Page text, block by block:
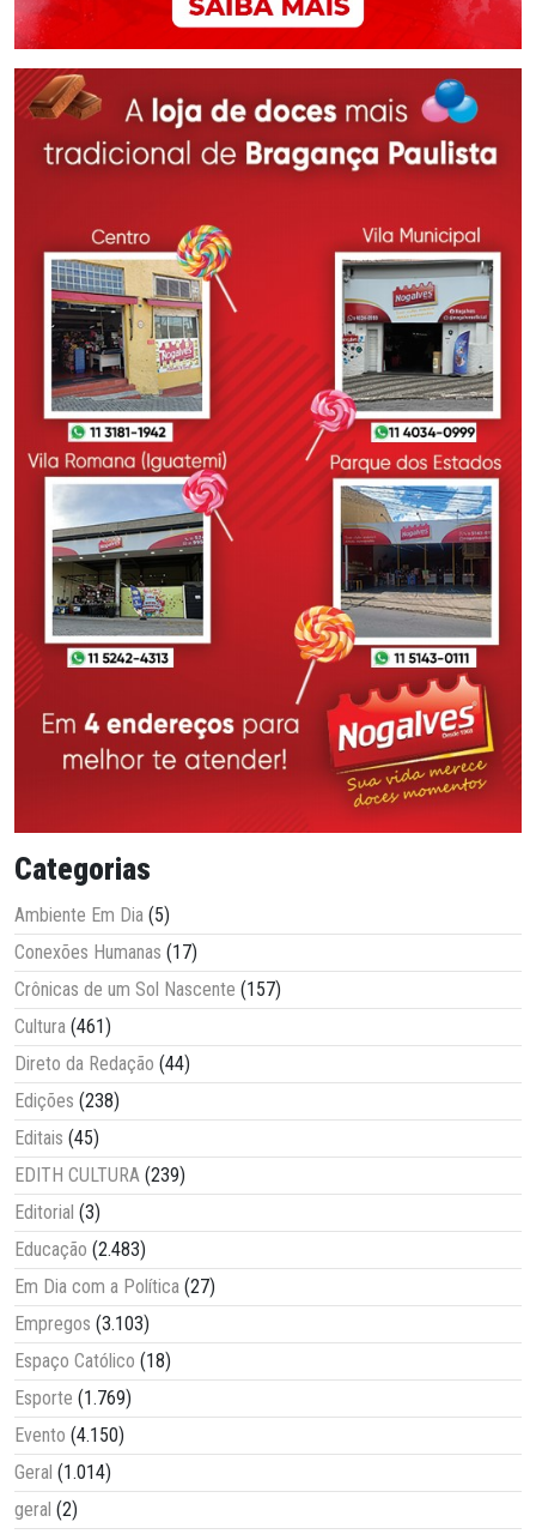
Categorias
Ambiente Em Dia (5)
Conexões Humanas (17)
Crônicas de um Sol Nascente (157)
Cultura (461)
Direto da Redação (44)
Edições (238)
Editais (45)
EDITH CULTURA (239)
Editorial (3)
Educação (2.483)
Em Dia com a Política (27)
Empregos (3.103)
Espaço Católico (18)
Esporte (1.769)
Evento (4.150)
Geral (1.014)
geral (2)